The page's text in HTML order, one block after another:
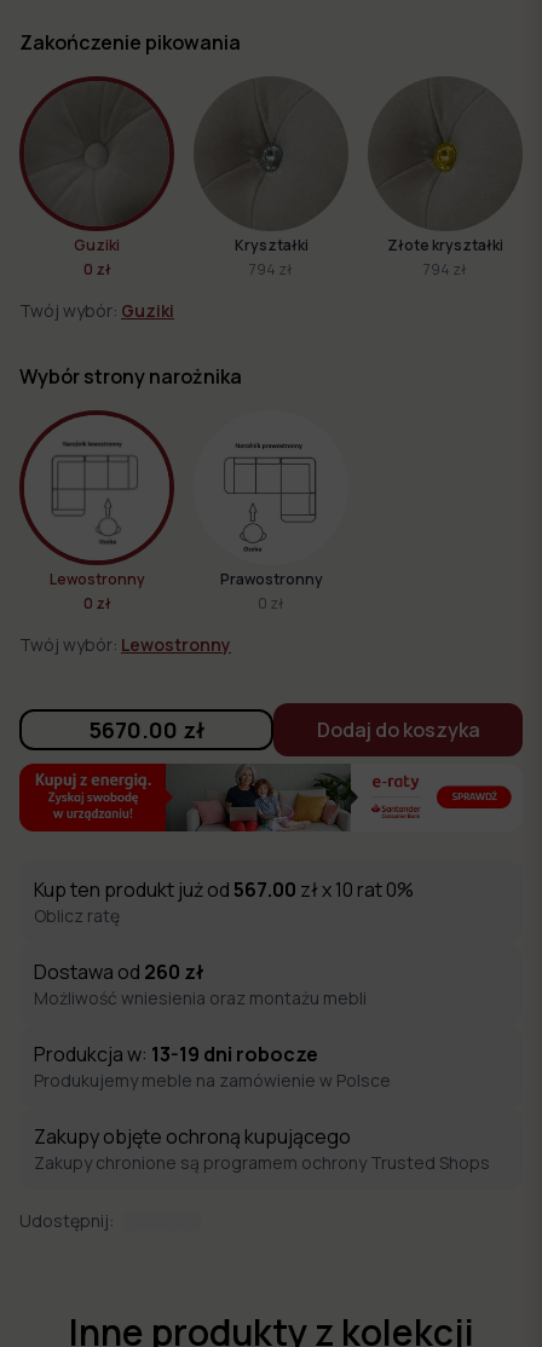
Zakończenie pikowania
Guziki
0 zł
Kryształki
794 zł
Złote kryształki
794 zł
Twój wybór: Guziki
Wybór strony narożnika
Lewostronny
0 zł
Prawostronny
0 zł
Twój wybór: Lewostronny
5670.00 zł Dodaj do koszyka
Kup ten produkt już od567.00 zł x 10 rat 0%
Oblicz ratę
Dostawa od 260 zł
Możliwość wniesienia oraz montażu mebli
Produkcja w: 13-19 dni robocze
Produkujemy meble na zamówienie w Polsce
Zakupy objęte ochroną kupującego
Zakupy chronione są programem ochrony Trusted Shops
Udostępnij:
Inne produkty z kolekcji